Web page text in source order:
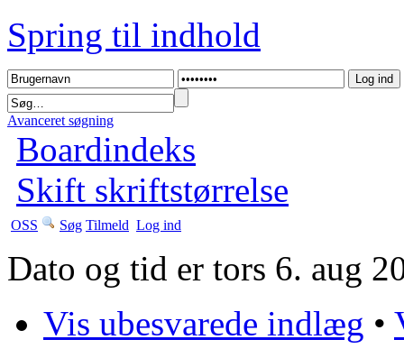
Spring til indhold
Avanceret søgning
Boardindeks
Skift skriftstørrelse
OSS Søg Tilmeld Log ind
Dato og tid er tors 6. aug
Vis ubesvarede indlæg •